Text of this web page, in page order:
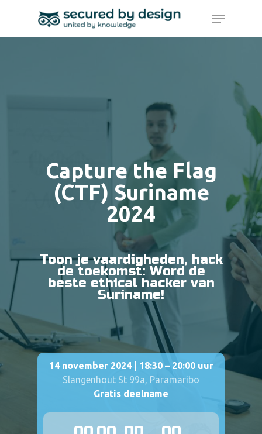
Menu
Capture the Flag
(CTF) Suriname
2024
Toon je vaardigheden, hack
de toekomst: Word de
beste ethical hacker van
Suriname!
14 november 2024 | 18:30 – 20:00 uur
Slangenhout St 99a, Paramaribo
Gratis deelname
Close